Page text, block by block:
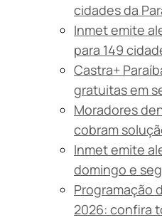
cidades da
Inmet emite
para 149
Castra+
gratuitas em
Moradores
cobram
Inmet emite
domingo e
Programação
2026: confira